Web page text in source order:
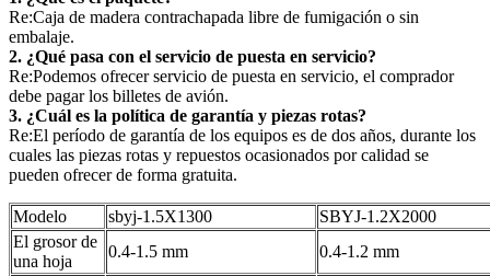
Re:Caja de madera contrachapada libre de fumigación o sin
embalaje.
2. ¿Qué pasa con el servicio de puesta en servicio?
Re:Podemos ofrecer servicio de puesta en servicio, el comprador
debe pagar los billetes de avión.
3. ¿Cuál es la política de garantía y piezas rotas?
Re:El período de garantía de los equipos es de dos años, durante los
cuales las piezas rotas y repuestos ocasionados por calidad se
pueden ofrecer de forma gratuita.
Modelo sbyj-1.5X1300
SBYJ-1.2X2000
El grosor de
una hoja
0.4-1.5 mm
0.4-1.2 mm